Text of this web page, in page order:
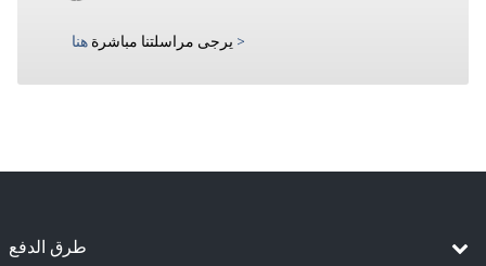
يرجى مراسلتنا مباشرة هنا >
طرق الدفع